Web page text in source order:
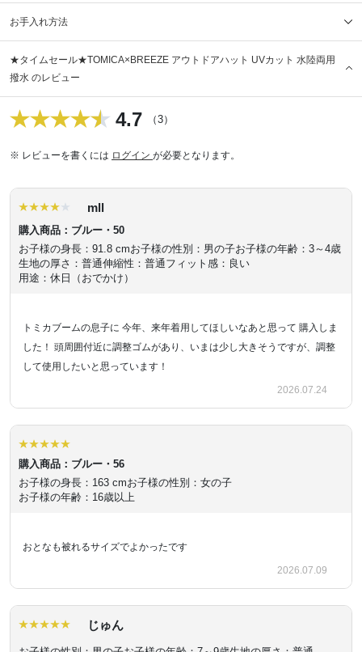
お手入れ方法
★タイムセール★TOMICA×BREEZE アウトドアハット UVカット 水陸両用
撥水 のレビュー
4.7 （3）
※ レビューを書くには ログイン が必要となります。
mll
購入商品：ブルー・50
お子様の身長：91.8 cmお子様の性別：男の子お子様の年齢：3～4歳
生地の厚さ：普通伸縮性：普通フィット感：良い
用途：休日（おでかけ）
トミカブームの息子に 今年、来年着用してほしいなあと思って 購入しま
した！ 頭周囲付近に調整ゴムがあり、いまは少し大きそうですが、調整
して使用したいと思っています！
2026.07.24
購入商品：ブルー・56
お子様の身長：163 cmお子様の性別：女の子
お子様の年齢：16歳以上
おとなも被れるサイズでよかったです
2026.07.09
じゅん